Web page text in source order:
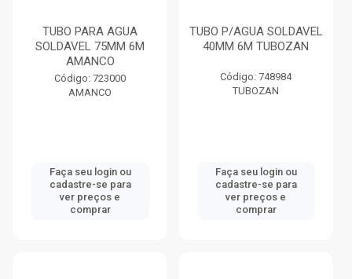
TUBO PARA AGUA
SOLDAVEL 75MM 6M
AMANCO
Código: 723000
AMANCO
Faça seu login ou
cadastre-se para
ver preços e
comprar
TUBO P/AGUA SOLDAVEL
40MM 6M TUBOZAN
Código: 748984
TUBOZAN
Faça seu login ou
cadastre-se para
ver preços e
comprar